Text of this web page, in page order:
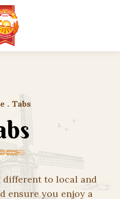
. Tabs
different to local and
ensure you enjoy a